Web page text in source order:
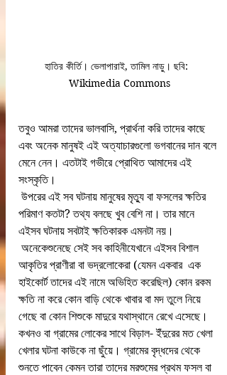
হাতির কীর্তি। ভেলাপারাই, তামিল নাড়ু। ছবি:
Wikimedia Commons
তবুও আমরা তাদের ভালবাসি, প্রার্থনা করি তাদের কাছে
এবং অনেক মানুষই এই অত্যাচারগুলো ভগবানের দান বলে
মেনে নেন। এতটাই গভীরে প্রোথিত আমাদের এই
সংস্কৃতি।
পরিমাণ কতটা? তথ্য বলছে খুব বেশি না। তার মানে
এইসব ঘটনায় সবটাই ক্ষতিকারক এমনটা নয়।
আকৃতির প্রাণীরা বা ভদ্রলোকেরা (যেমন একবার  এক
হাইকোর্ট তাদের এই নামে অভিহিত করেছিল) কোন রকম
ক্ষতি না করে কোন বাড়ি থেকে খাবার বা মদ তুলে নিয়ে
গেছে বা কোন শিশুকে মাদুরে যথাস্থানে রেখে এসেছে।
কখনও বা গ্রামের লোকের সাথে বিড়াল- ইঁদুরের মত খেলা
খেলার ঘটনা কাউকে না ছুঁয়ে। গ্রামের বৃদ্ধদের থেকে
শুনতে পাবেন কেমন তারা তাদের মরশুমের প্রথম ফসল বা